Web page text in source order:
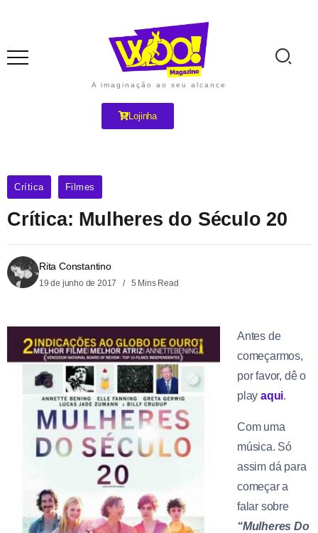
A imaginação ao seu alcance
Lojinha
Crítica Filmes
Crítica: Mulheres do Século 20
Rita Constantino
19 de junho de 2017 5 Mins Read
Antes de
começarmos,
por favor, dê o
play aqui.
Com uma
música. Só
assim dá para
começar a
falar sobre
“Mulheres Do